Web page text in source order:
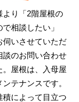
り「2階屋根の
相談したい」
伺いさせていただ
談のお問い合わせ
。屋根は、入母屋
テナンスです。
によって目立つ